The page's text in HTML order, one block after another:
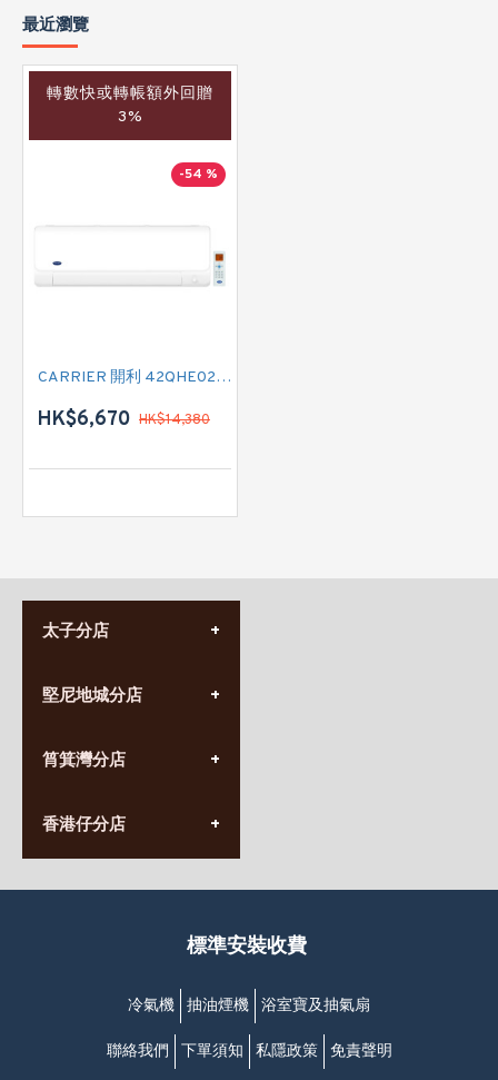
最近瀏覽
轉數快或轉帳額外回贈
3%
-54 %
CARRIER 開利 42QHE024VS 二匹半 變頻冷暖掛牆分體式冷氣機 (附遙控)
HK$6,670 HK$14,380
太子分店
營業時間:
九龍太子太子道西141號
堅尼地城分店
營業時間:
香港堅尼地城卑路乍街
(堅尼地城地鐵站B出口)
筲箕灣分店
營業時間:
(10:00am-20:30pm)
香港仔分店
營業時間:
香港香港仔成都道20-28號
(黃竹坑地鐵站轉4M專線小巴)
標準安裝收費
冷氣機 抽油煙機 浴室寶及抽氣扇
聯絡我們 下單須知 私隱政策 免責聲明